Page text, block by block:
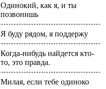
Одинокий, как я, и ты
позвонишь
Я буду рядом, я поддержу
Когда-нибудь найдется кто-
то, это правда.
Милая, если тебе одиноко